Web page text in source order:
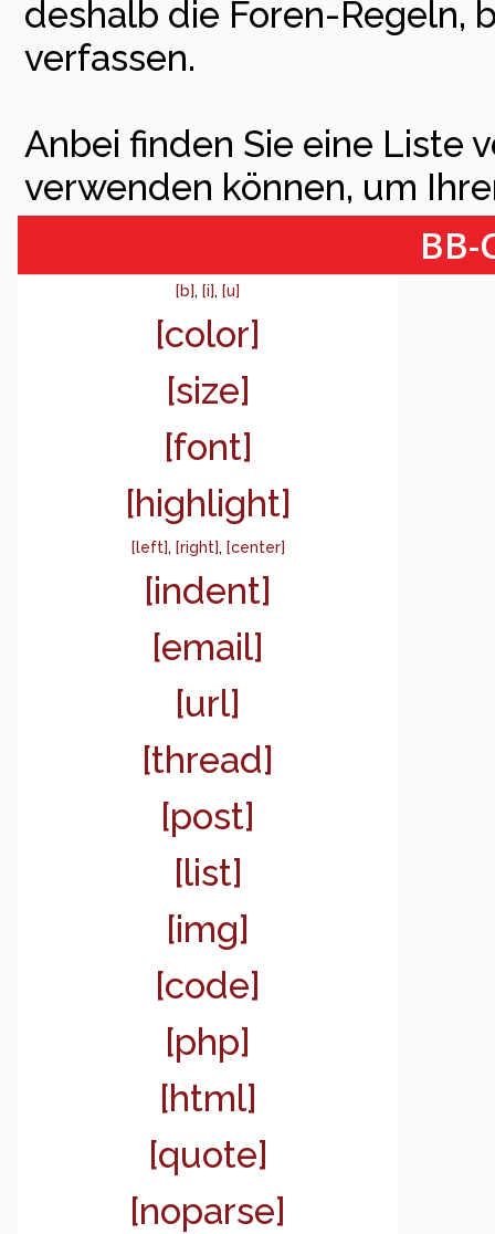
deshalb die Foren-Regeln,
verfassen.
Anbei finden Sie eine Liste
verwenden können, um
[b], [i], [u]
[color]
[size]
[font]
[highlight]
[left], [right], [center]
[indent]
[email]
[url]
[thread]
[post]
[list]
[img]
[code]
[php]
[html]
[quote]
[noparse]